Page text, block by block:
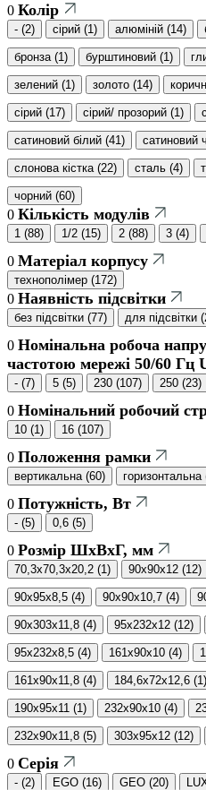
0 Колір
- (2) cірий (1) алюміній (14)
бронза (1) бурштиновий (1)
зелений (1) золото (14)
сірий (17) сірий/ прозорий (1)
сатиновий білий (41) сатиновий
слонова кістка (22) сталь (4)
чорний (60)
0 Кількість модулів
1 (88) 1/2 (15) 2 (88) 3 (4)
0 Матеріал корпусу
технополімер (172)
0 Наявність підсвітки
без підсвітки (77) для підсвітки (
0 Номінальна робоча
частотою мережі 50/60 Гц
- (7) 5 (5) 230 (107) 250 (23)
0 Номінальний робочий
10 (1) 16 (107)
0 Положення рамки
вертикальна (60) горизонтальна
0 Потужність, Вт
- (5) 0,6 (5)
0 Розмір ШхВхГ, мм
70,3x70,3x20,2 (1) 90x90x12 (12)
90x95x8,5 (4) 90x90x10,7 (4)
90x303x11,8 (4) 95x232x12 (12)
95x232x8,5 (4) 161x90x10 (4)
161x90x11,8 (4) 184,6x72x12,6 (1)
190x95x11 (1) 232x90x10 (4)
232x90x11,8 (5) 303x95x12 (12)
0 Серія
- (2) EGO (16) GEO (20)